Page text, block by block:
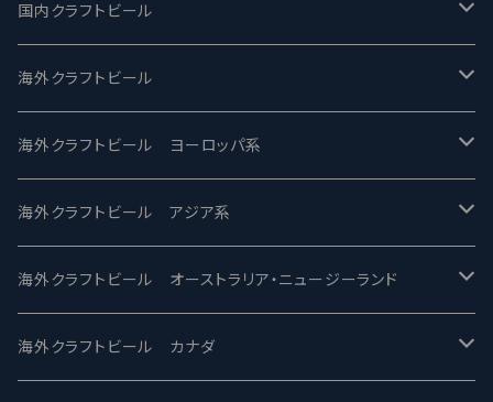
国内クラフトビール
UCHU BREWING -うちゅうブルーイング
バテレ -VERTERE
2nd Story Ale Works -セカンドストーリー
ビアへるん - Beer Hearn
忽布古丹醸造 - HOP KOTAN
海外クラフトビール
Modern Times モダンタイムズ
Maui マウイ
Toppling Goliath トップリンゴライアス
Fair State フェアステイト
海外クラフトビール ヨーロッパ系
UnBarred -アンバード
SAIREN /サイレン
ワイルドチャイルド - Wilde Child
海外クラフトビール アジア系
gweilo-鬼佬 グウァイロ
Heart Of Darkness - ハートオブダークネス
海外クラフトビール オーストラリア・ニュージーランド
ROCKY RIDGE - ロッキーリッジ
海外クラフトビール カナダ